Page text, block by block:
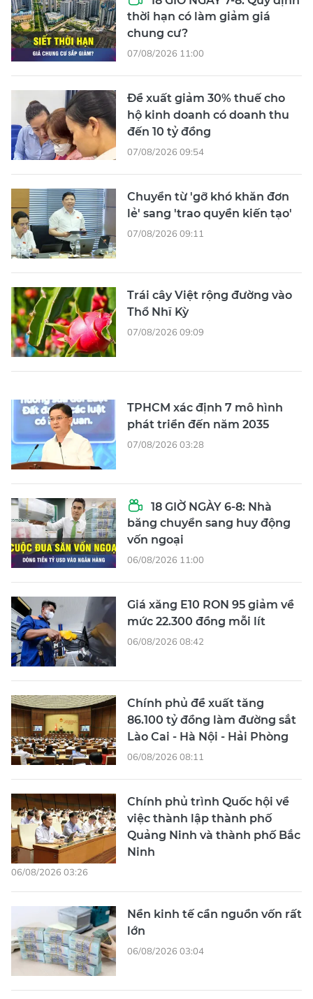
thời hạn có làm giảm giá
chung cư?
07/08/2026 11:00
Đề xuất giảm 30% thuế cho
hộ kinh doanh có doanh thu
đến 10 tỷ đồng
07/08/2026 09:54
Chuyển từ 'gỡ khó khăn đơn
lẻ' sang 'trao quyền kiến tạo'
07/08/2026 09:11
Trái cây Việt rộng đường vào
Thổ Nhĩ Kỳ
07/08/2026 09:09
TPHCM xác định 7 mô hình
phát triển đến năm 2035
07/08/2026 03:28
18 GIỜ NGÀY 6-8: Nhà
băng chuyển sang huy động
vốn ngoại
06/08/2026 11:00
Giá xăng E10 RON 95 giảm về
mức 22.300 đồng mỗi lít
06/08/2026 08:42
Chính phủ đề xuất tăng
86.100 tỷ đồng làm đường sắt
Lào Cai - Hà Nội - Hải Phòng
06/08/2026 08:11
Chính phủ trình Quốc hội về
việc thành lập thành phố
Quảng Ninh và thành phố Bắc
Ninh
06/08/2026 03:26
Nền kinh tế cần nguồn vốn rất
lớn
06/08/2026 03:04